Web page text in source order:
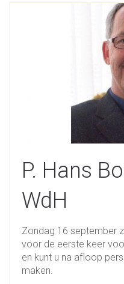
P. Hans
WdH
Zondag 16 september
voor de eerste keer
en kunt u na afloop
maken.